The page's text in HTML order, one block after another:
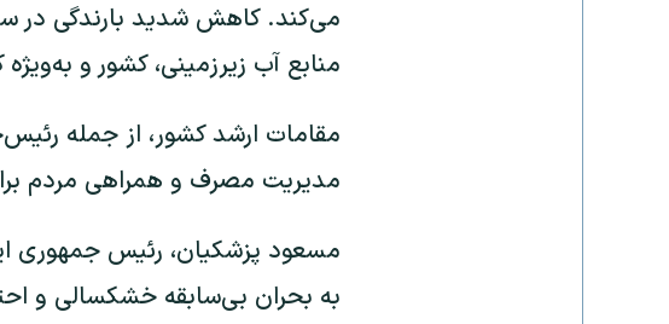
می‌کند. کاهش شدید بارندگی در
منابع آب زیرزمینی، کشور و
مقامات ارشد کشور، از جمله
مدیریت مصرف و همراهی مردم
مسعود پزشکیان، رئیس جمهوری
به بحران بی‌سابقه خشکسالی و